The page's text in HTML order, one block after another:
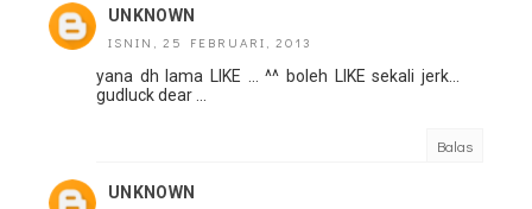
UNKNOWN
ISNIN, 25 FEBRUARI, 2013
yana dh lama LIKE ... ^^ boleh LIKE sekali jerk...
gudluck dear ...
Balas
UNKNOWN